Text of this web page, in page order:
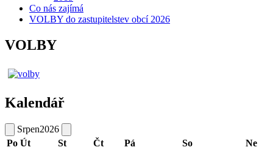
Co nás zajímá
VOLBY do zastupitelstev obcí 2026
VOLBY
Kalendář
Srpen2026
Po Út St Čt Pá So Ne